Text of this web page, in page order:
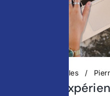
Actualités digitales
Retour